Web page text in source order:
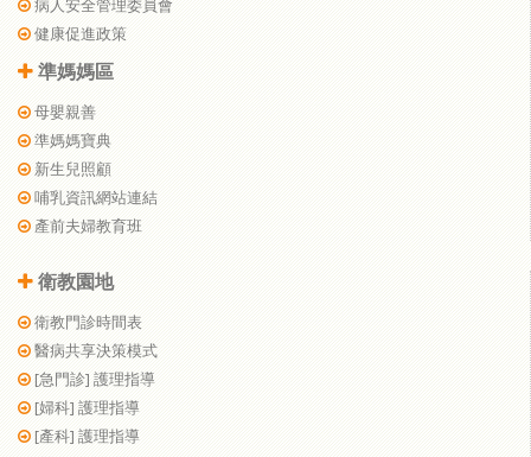
病人安全管理委員會
健康促進政策
準媽媽區
母嬰親善
準媽媽寶典
新生兒照顧
哺乳資訊網站連結
產前夫婦教育班
衛教園地
衛教門診時間表
醫病共享決策模式
[急門診] 護理指導
[婦科] 護理指導
[產科] 護理指導